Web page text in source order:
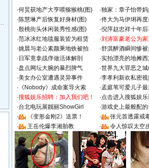
·何炅获地产大亨喂猕猴桃(图) ·独家：章子怡带
·陈慧琳产后恢复好身材(图) ·佟大为马伊琍再
·殷桃街头休闲装秀性感(图) ·倪萍赵忠祥十年
·范冰冰红地毯服装皆为租赁 ·刘涛富豪老公为
·姚晨与老公素颜乘地铁被拍 ·舒淇醉酒瞬间惨
· 日军竟拿战俘做活体解剖 ·实拍漂亮的地摊
·盘点网坛大腕的暴烈脾气 ·世界九大罪恶之
·美女办公室遭遇灵异事件 ·李孝利新欢私密
· 《Nobody》成命案导火索 ·孟庭苇可爱儿子
·搜狐娱乐招聘：加入我们吧！ ·点击进入搜狐娱
·台北电玩展靓丽ShowGirl ·游戏史上最般配
·
《变形金刚2》送票！ ·
张元首透露戒
·
王岳伦爆李湘胎教 · 令人惊叹太空